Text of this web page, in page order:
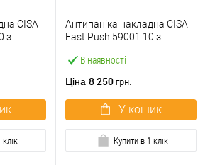
CISA
з
В наявності
Антипаніка накладна CISA
Fast Push 59001.10 з
мм червона
Ціна 8 250 грн.
У кошик
Купити в 1 клік